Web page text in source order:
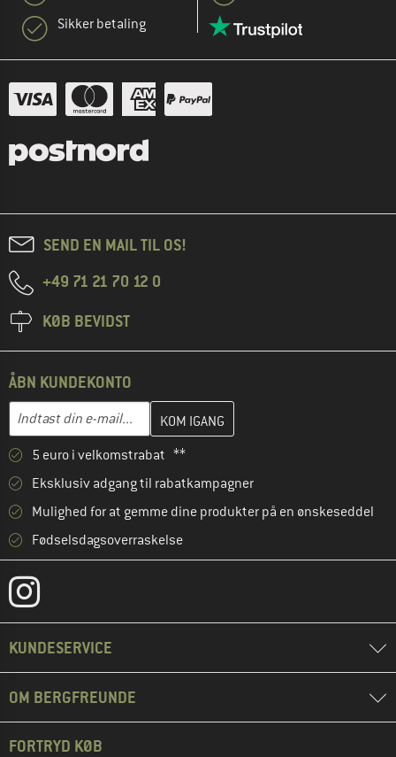
Sikker betaling
SEND EN MAIL TIL OS!
+49 71 21 70 12 0
KØB BEVIDST
ÅBN KUNDEKONTO
E-mail-adresse
Indtast din e-mailadresse her, og opret i næste trin din
5 euro i velkomstrabat **
Eksklusiv adgang til rabatkampagner
Mulighed for at gemme dine produkter på en ønskeseddel
Fødselsdagsoverraskelse
KUNDESERVICE
OM BERGFREUNDE
FORTRYD KØB